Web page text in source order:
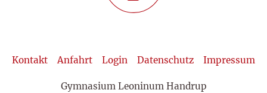
Kontakt Anfahrt Login Datenschutz Impressum
Gymnasium Leoninum Handrup